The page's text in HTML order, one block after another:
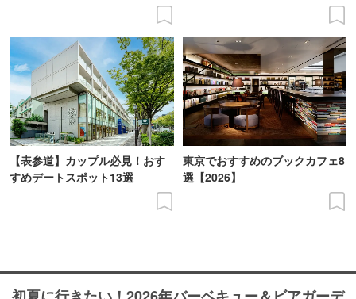
【表参道】カップル必見！おす
すめデートスポット13選
東京でおすすめのブックカフェ8
選【2026】